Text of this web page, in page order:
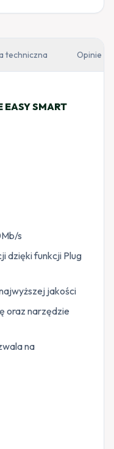
techniczna Opinie
SMART
s
dzięki funkcji Plug
jakości
oraz narzędzie
na